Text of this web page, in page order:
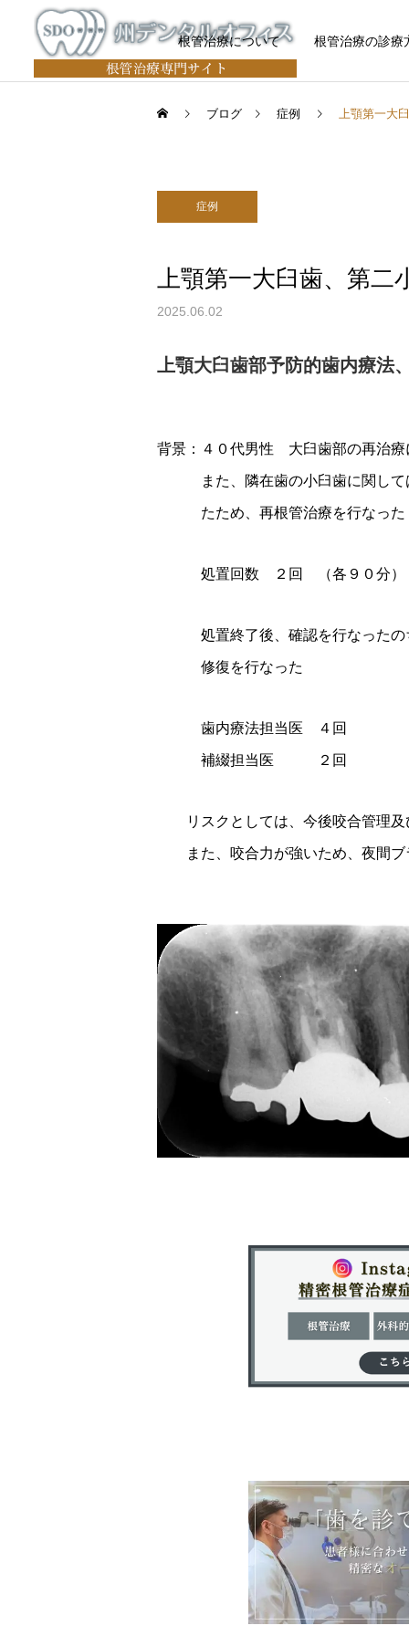
根管治療について 根管治療の診療
ブログ 症例 上顎第一大
症例
上顎第一大臼歯、第
2025.06.02
上顎大臼歯部予防的歯内療法
背景：４０代男性 大臼歯部の再治療
また、隣在歯の小臼歯に関しては
たため、再根管治療を行なった
処置回数 ２回 （各９０分）
処置終了後、確認を行なったのち
修復を行なった
歯内療法担当医 ４回
補綴担当医 ２回
リスクとしては、今後咬合管理及
また、咬合力が強いため、夜間ブ